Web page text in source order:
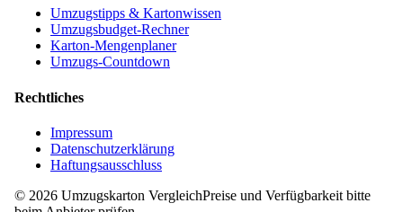
Umzugstipps & Kartonwissen
Umzugsbudget-Rechner
Karton-Mengenplaner
Umzugs-Countdown
Rechtliches
Impressum
Datenschutzerklärung
Haftungsausschluss
© 2026 Umzugskarton VergleichPreise und Verfügbarkeit bitte